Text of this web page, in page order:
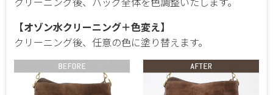
【オゾン水クリーニング＋色変え】
クリーニング後、任意の色に塗り替えます。